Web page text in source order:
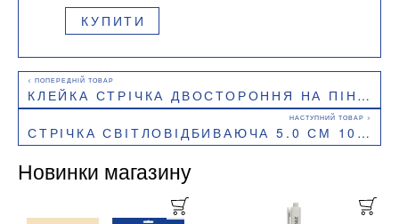
КУПИТИ
КЛЕЙКА СТРІЧКА ДВОСТОРОННЯ НА ПІННІЙ ОСНОВІ 24ММ Х 2М BUROMAX BM.7514
СТРІЧКА СВІТЛОВІДБИВАЮЧА 5.0 СМ 100 М СРІБНА BUROMAX BM.7571
Новинки магазину